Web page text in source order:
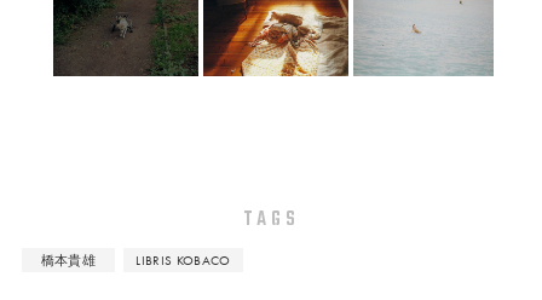
TAGS
橋本貴雄 LIBRIS KOBACO